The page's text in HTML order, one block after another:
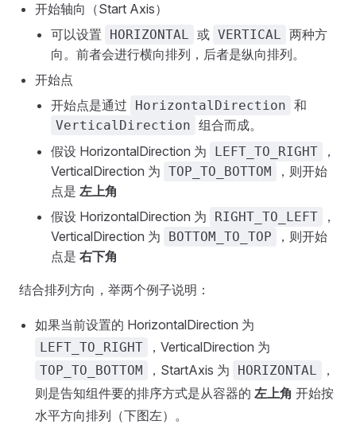
开始轴向（Start Axis）
可以设置
HORIZONTAL 或 VERTICAL 两种方
向。前者会进行横向排列，后者是纵向排列。
开始点
开始点是通过
HorizontalDirection 和
VerticalDirection 组合而成。
假设 HorizontalDirection 为
LEFT_TO_RIGHT
，
VerticalDirection 为 TOP_TO_BOTTOM
，则开始
点是 左上角
假设 HorizontalDirection 为
RIGHT_TO_LEFT
，
VerticalDirection 为
BOTTOM_TO_TOP
，则开始
点是 右下角
结合排列方向，举两个例子说明：
如果当前设置的 HorizontalDirection 为
LEFT_TO_RIGHT ，VerticalDirection 为
TOP_TO_BOTTOM ，StartAxis 为 HORIZONTAL
，
则是告知组件要的排序方式是从容器的 左上角 开始按
水平方向排列（下图左）。